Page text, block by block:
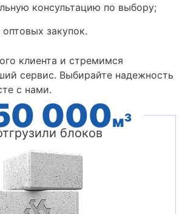
консультацию по выбору;
закупок.
клиента и стремимся
сервис. Выбирайте надежность
с нами.
000м3
блоков